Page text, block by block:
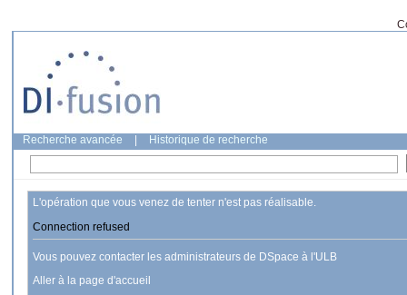
Recherche avancée Historique de recherche
L'opération que vous venez de tenter n'est pas réalisable.
Connection refused
Vous pouvez contacter les administrateurs de DSpace à l'ULB
Aller à la page d'accueil